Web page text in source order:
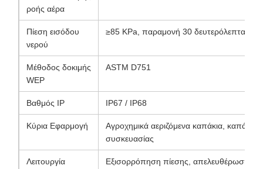
ροής αέρα
Πίεση εισόδου
νερού
≥85 KPa, παραμονή 30 δευτερόλεπτα
Μέθοδος δοκιμής
WEP
ASTM D751
Βαθμός IP IP67 / IP68
Κύρια Εφαρμογή
Αγροχημικά αεριζόμενα καπάκια, καπάκια
συσκευασίας
Λειτουργία
Εξισορρόπηση πίεσης, απελευθέρωση